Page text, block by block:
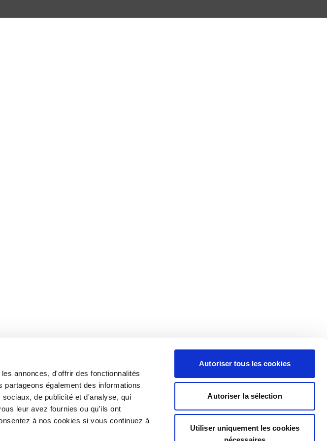
annonces, d'offrir des fonctionnalités
également des informations
de publicité et d'analyse, qui
leur avez fournies ou qu'ils ont
à nos cookies si vous continuez à
Autoriser tous les cookies
Autoriser la sélection
Utiliser uniquement les cookies